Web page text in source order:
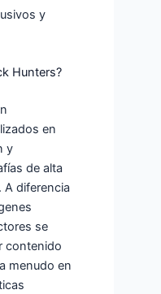
y
Hunters?
en
y
de alta
A diferencia
se
contenido
menudo en